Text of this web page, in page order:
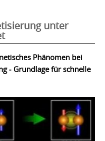
unter
Phänomen bei
- Grundlage für schnelle